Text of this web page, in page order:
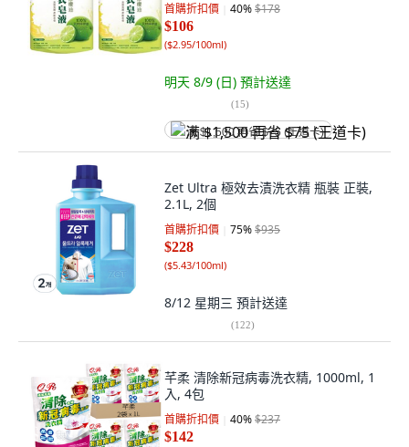
首購折扣價 40%$178
$106
($2.95/100ml)
明天 8/9 (日) 預計送達
(15)
满 $1,500 再省 $75 (王道卡)
Zet Ultra 極效去漬洗衣精 瓶裝 正裝,
2.1L, 2個
首購折扣價 75%$935
$228
($5.43/100ml)
8/12 星期三 預計送達
(122)
芊柔 清除新冠病毒洗衣精, 1000ml, 1
入, 4包
首購折扣價 40%$237
$142